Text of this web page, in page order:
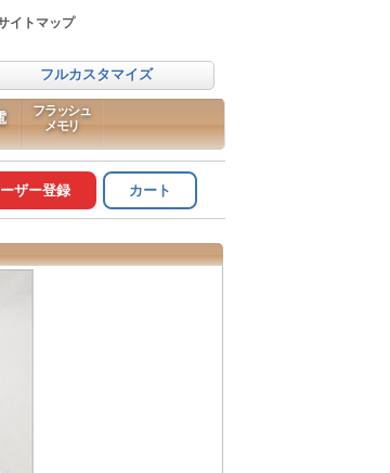
イトマップ
フルカスタマイズ
フラッシュ
メモリ
ザー登録 カート